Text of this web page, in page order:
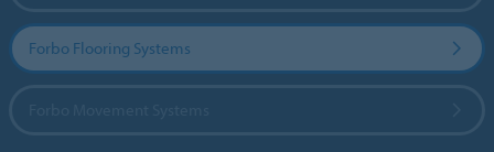
Forbo Flooring Systems